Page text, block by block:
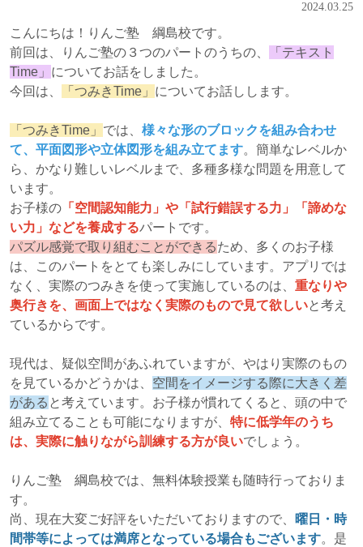
2024.03.25
こんにちは！りんご塾 綱島校です。
前回は、りんご塾の３つのパートのうちの、
「テキスト
Time」 についてお話をしました。
今回は、
「つみきTime」 についてお話しします。
「つみきTime」 では、 様々な形のブロックを組み合わせ
て、平面図形や立体図形を組み立てます。簡単なレベルか
ら、かなり難しいレベルまで、多種多様な問題を用意して
います。
お子様の 「空間認知能力」や「試行錯誤する力」「諦めな
い力」などを養成するパートです。
パズル感覚で取り組むことができるため、多くのお子様
は、このパートをとても楽しみにしています。アプリでは
なく、実際のつみきを使って実施しているのは、 重なりや
奥行きを、画面上ではなく実際のもので見て欲しいと考え
ているからです。
現代は、疑似空間があふれていますが、やはり実際のもの
を見ているかどうかは、 空間をイメージする際に大きく差
がある と考えています。お子様が慣れてくると、頭の中で
組み立てることも可能になりますが、 特に低学年のうち
は、実際に触りながら訓練する方が良いでしょう。
りんご塾 綱島校では、無料体験授業も随時行っておりま
す。
尚、現在大変ご好評をいただいておりますので、
曜日・時
間帯等によっては満席となっている場合もございます。是